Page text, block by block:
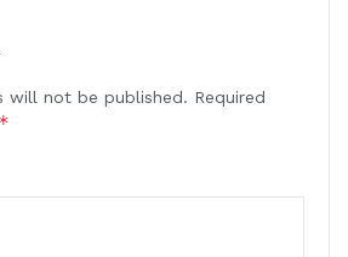
will not be published. Required
*